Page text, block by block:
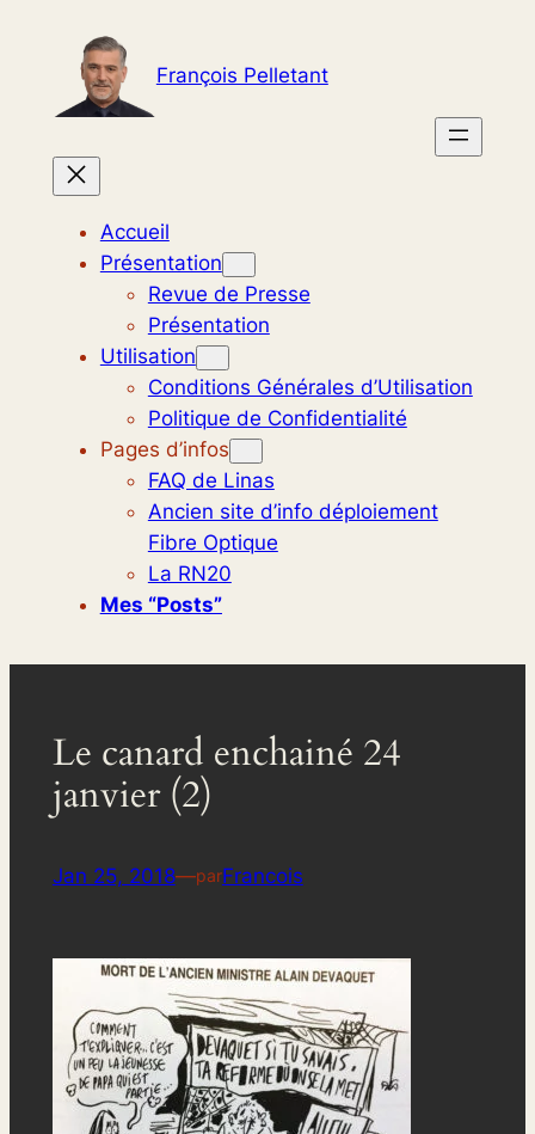
contenu
François Pelletant
Accueil
Présentation
Revue de Presse
Présentation
Utilisation
Conditions Générales d’Utilisation
Politique de Confidentialité
Pages d’infos
FAQ de Linas
Ancien site d’info déploiement
Fibre Optique
La RN20
Mes “posts”
Le canard enchainé 24
janvier (2)
Jan 25, 2018—parFrancois